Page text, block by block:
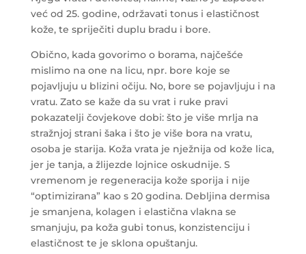
već od 25. godine, održavati tonus i elastičnost
kože, te spriječiti duplu bradu i bore.
Obično, kada govorimo o borama, najčešće
mislimo na one na licu, npr. bore koje se
pojavljuju u blizini očiju. No, bore se pojavljuju i na
vratu. Zato se kaže da su vrat i ruke pravi
pokazatelji čovjekove dobi: što je više mrlja na
stražnjoj strani šaka i što je više bora na vratu,
osoba je starija. Koža vrata je nježnija od kože lica,
jer je tanja, a žlijezde lojnice oskudnije. S
vremenom je regeneracija kože sporija i nije
“optimizirana” kao s 20 godina. Debljina dermisa
je smanjena, kolagen i elastična vlakna se
smanjuju, pa koža gubi tonus, konzistenciju i
elastičnost te je sklona opuštanju.